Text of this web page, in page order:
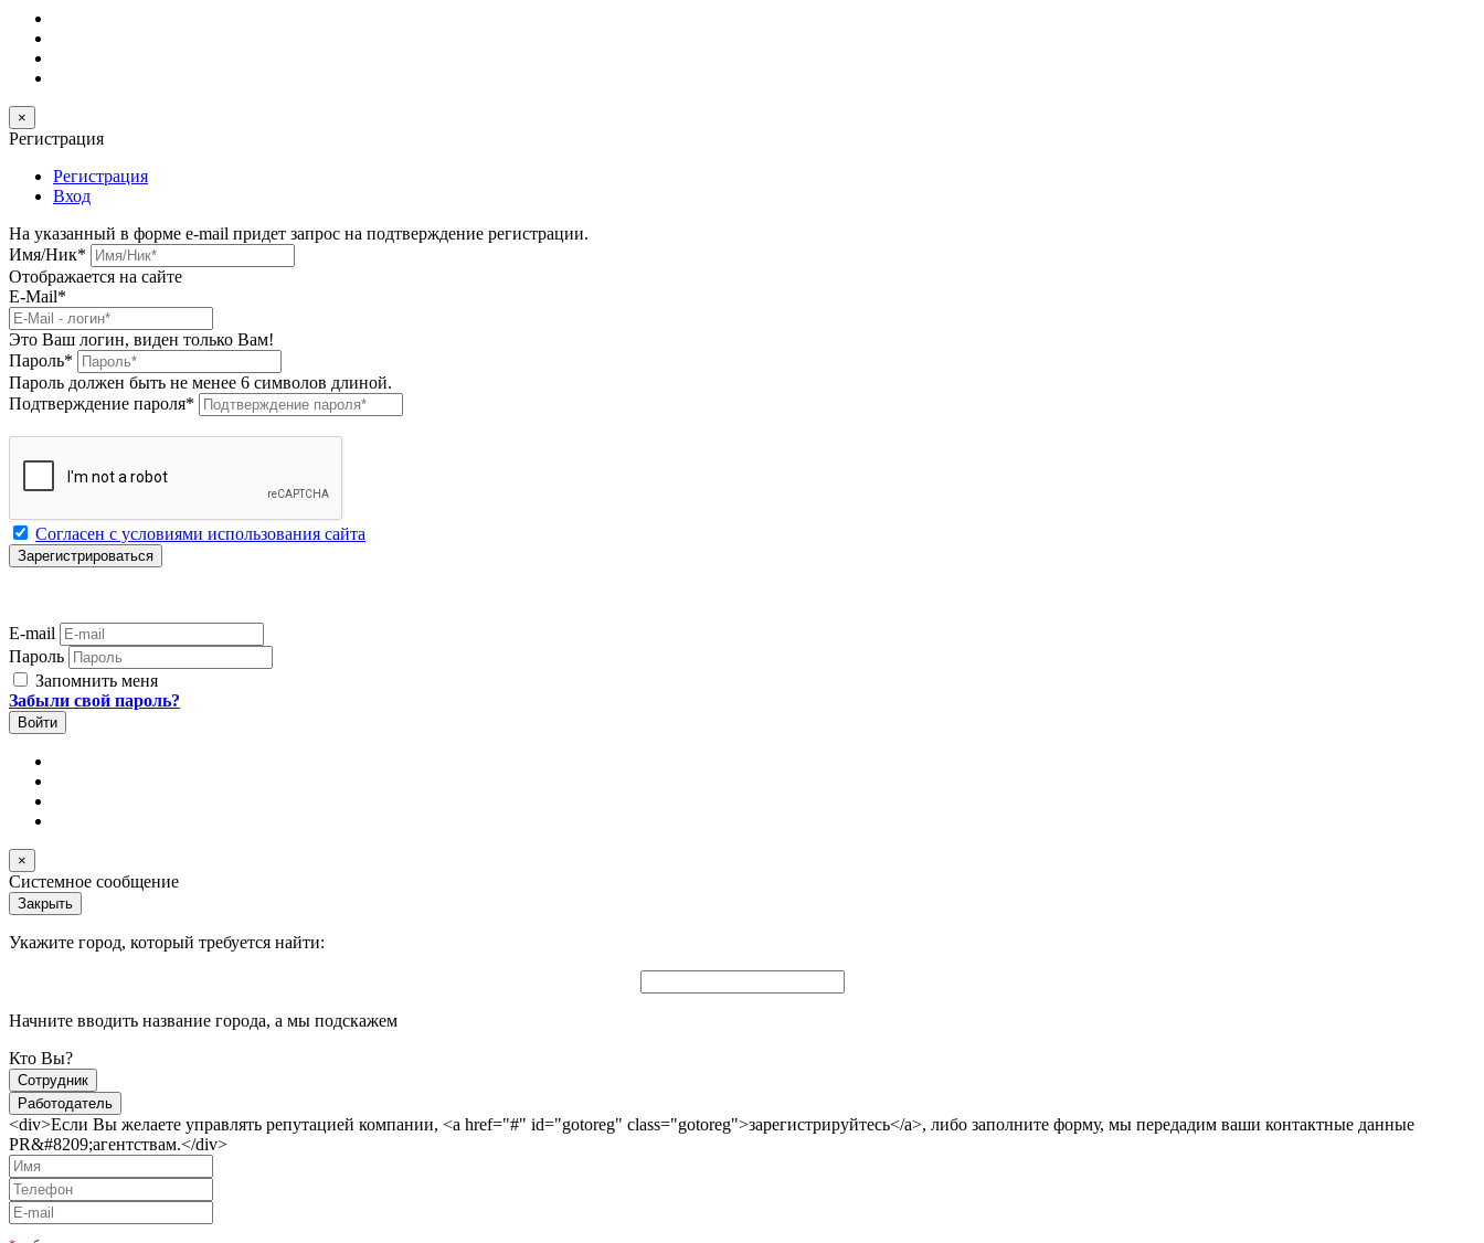
×
Регистрация
Регистрация
Вход
На указанный в форме e-mail придет запрос на подтверждение регистрации.
Имя/Ник*
Отображается на сайте
E-Mail*
Это Ваш логин, виден только Вам!
Пароль*
Пароль должен быть не менее 6 символов длиной.
Подтверждение пароля*
Согласен с условиями использования сайта
E-mail
Пароль
Запомнить меня
Забыли свой пароль?
×
Системное сообщение
Закрыть
Укажите город, который требуется найти:
Начните вводить название города, а мы подскажем
Кто Вы?
Сотрудник
Работодатель
<div>Если Вы желаете управлять репутацией компании, <a href="#" id="gotoreg" class="gotoreg">зарегистрируйтесь</a>, либо заполните форму, мы передадим ваши контактные данные
PR&#8209;агентствам.</div>